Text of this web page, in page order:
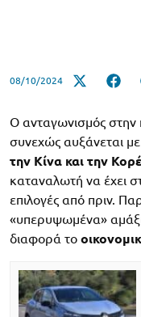
08/10/2024
Ο ανταγωνισμός στην
συνεχώς αυξάνεται
την Κίνα και την
καταναλωτή να έχει
επιλογές από πριν.
«υπερυψωμένα»
διαφορά το